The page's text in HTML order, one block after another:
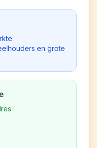
en grote